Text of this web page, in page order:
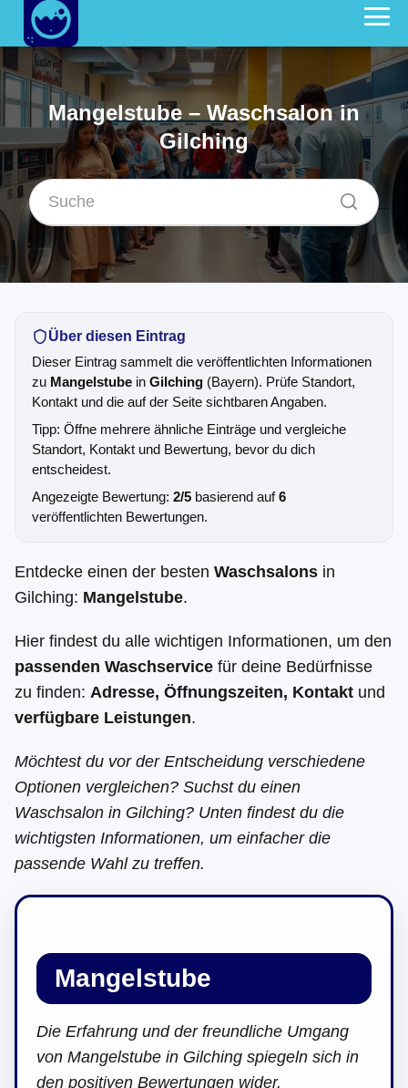
Mangelstube – Waschsalon in
Gilching
Über diesen Eintrag
Dieser Eintrag sammelt die veröffentlichten Informationen
zu Mangelstube in Gilching (Bayern). Prüfe Standort,
Kontakt und die auf der Seite sichtbaren Angaben.
Tipp: Öffne mehrere ähnliche Einträge und vergleiche
Standort, Kontakt und Bewertung, bevor du dich
entscheidest.
Angezeigte Bewertung: 2/5 basierend auf6
veröffentlichten Bewertungen.
Entdecke einen der besten Waschsalons in
Gilching: Mangelstube.
Hier findest du alle wichtigen Informationen, um den
passenden Waschservice für deine Bedürfnisse
zu finden: Adresse, Öffnungszeiten, Kontakt und
verfügbare Leistungen.
Möchtest du vor der Entscheidung verschiedene
Optionen vergleichen? Suchst du einen
Waschsalon in Gilching? Unten findest du die
wichtigsten Informationen, um einfacher die
passende Wahl zu treffen.
Mangelstube
Die Erfahrung und der freundliche Umgang
von Mangelstube in Gilching spiegeln sich in
den positiven Bewertungen wider.